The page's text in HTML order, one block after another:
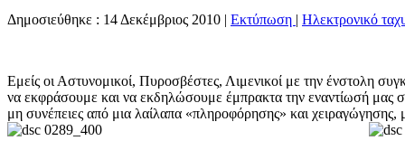
Δημοσιεύθηκε : 14 Δεκέμβριος 2010 | Εκτύπωση | Ηλεκτρονικό
Εμείς οι Αστυνομικοί, Πυροσβέστες, Λιμενικοί με την ένστολη
να εκφράσουμε και να εκδηλώσουμε έμπρακτα την εναντίωσή μας
μη συνέπειες από μια λαίλαπα «πληροφόρησης» και χειραγώγησης,